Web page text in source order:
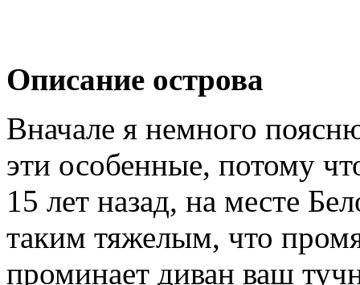
Описание острова
Вначале я немного
эти особенные, потому
15 лет назад, на месте
таким тяжелым, что
проминает диван ваш